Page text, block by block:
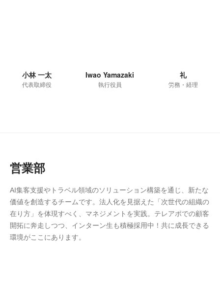
小林 一太
代表取締役
Iwao Yamazaki
執行役員
礼
労務・経理
営業部
AI集客支援やトラベル領域のソリューション構築を通じ、新たな
価値を創造するチームです。法人化を見据えた「次世代の組織の
在り方」を体現すべく、マネジメントを実践。テレアポでの顧客
開拓に奔走しつつ、インターン生も積極採用中！共に成長できる
環境がここにあります。